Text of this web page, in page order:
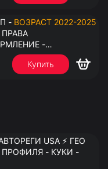
- ВОЗРАСТ 2022-2025
ПРАВА
-
- ПОД ВСЕ ГЕО
Купить
USA ⚡️ ГЕО
- КУКИ -